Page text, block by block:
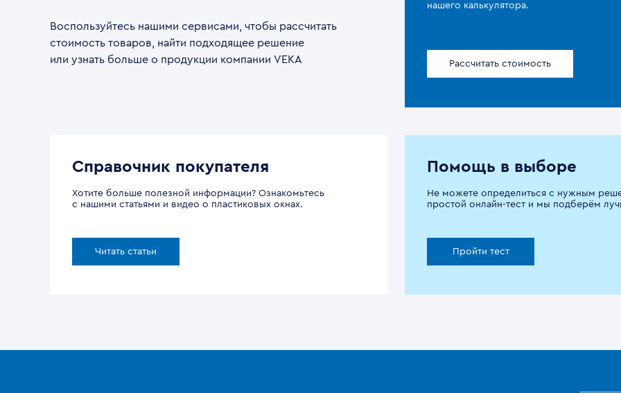
Воспользуйтесь нашими сервисами, чтобы рассчитать
стоимость товаров, найти подходящее решение
или узнать больше о продукции компании VEKA
нашего калькулятора.
Рассчитать стоимость
Справочник покупателя
Хотите больше полезной информации? Ознакомьтесь
с нашими статьями и видео о пластиковых окнах.
Читать статьи
Помощь в выборе
Не можете определиться с нужным
простой онлайн-тест и мы подберём
Пройти тест